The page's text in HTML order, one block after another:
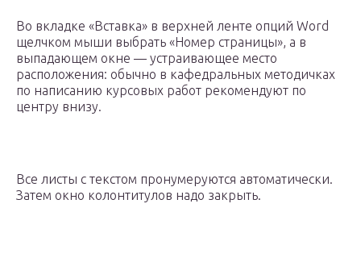
Во вкладке «Вставка» в верхней ленте опций Word
щелчком мыши выбрать «Номер страницы», а в
выпадающем окне — устраивающее место
расположения: обычно в кафедральных методичках
по написанию курсовых работ рекомендуют по
центру внизу.
Все листы с текстом пронумеруются автоматически.
Затем окно колонтитулов надо закрыть.